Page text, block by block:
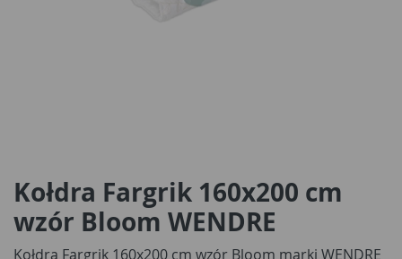
Kołdra Fargrik 160x200 cm
wzór Bloom WENDRE
Kołdra Fargrik 160x200 cm wzór Bloom marki WENDRE